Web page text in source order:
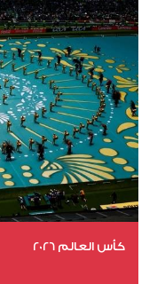
كأس العالم 2026